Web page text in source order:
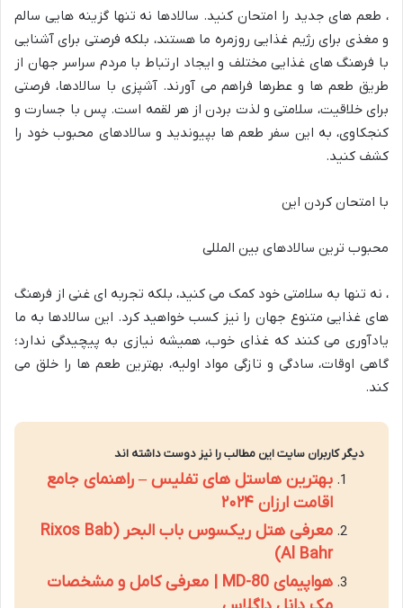
، طعم های جدید را امتحان کنید. سالادها نه تنها گزینه هایی سالم
و مغذی برای رژیم غذایی روزمره ما هستند، بلکه فرصتی برای آشنایی
با فرهنگ های غذایی مختلف و ایجاد ارتباط با مردم سراسر جهان از
طریق طعم ها و عطرها فراهم می آورند. آشپزی با سالادها، فرصتی
برای خلاقیت، سلامتی و لذت بردن از هر لقمه است. پس با جسارت و
کنجکاوی، به این سفر طعم ها بپیوندید و سالادهای محبوب خود را
کشف کنید.
با امتحان کردن این
محبوب ترین سالادهای بین المللی
، نه تنها به سلامتی خود کمک می کنید، بلکه تجربه ای غنی از فرهنگ
های غذایی متنوع جهان را نیز کسب خواهید کرد. این سالادها به ما
یادآوری می کنند که غذای خوب، همیشه نیازی به پیچیدگی ندارد؛
گاهی اوقات، سادگی و تازگی مواد اولیه، بهترین طعم ها را خلق می
کند.
دیگر کاربران سایت این مطالب را نیز دوست داشته اند
بهترین هاستل های تفلیس – راهنمای جامع
اقامت ارزان ۲۰۲۴
معرفی هتل ریکسوس باب البحر (Rixos Bab
Al Bahr)
هواپیمای MD-80 | معرفی کامل و مشخصات